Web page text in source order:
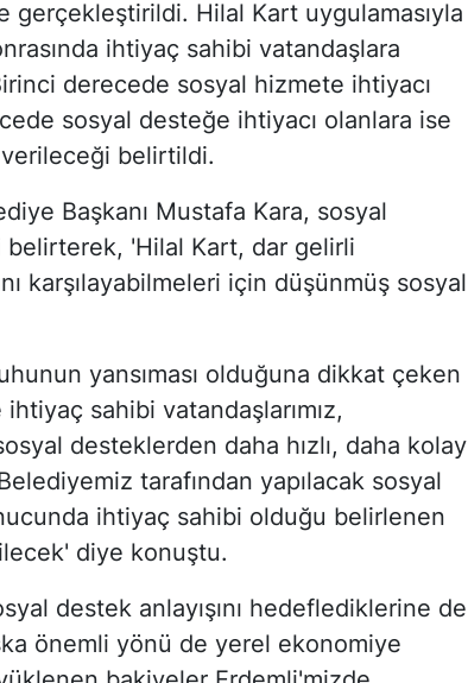
gerçekleştirildi. Hilal Kart uygulamasıyla
ihtiyaç sahibi vatandaşlara
derecede sosyal hizmete ihtiyacı
sosyal desteğe ihtiyacı olanlara ise
belirtildi.
Başkanı Mustafa Kara, sosyal
'Hilal Kart, dar gelirli
karşılayabilmeleri için düşünmüş sosyal
yansıması olduğuna dikkat çeken
sahibi vatandaşlarımız,
desteklerden daha hızlı, daha kolay
tarafından yapılacak sosyal
ihtiyaç sahibi olduğu belirlenen
diye konuştu.
destek anlayışını hedeflediklerine de
önemli yönü de yerel ekonomiye